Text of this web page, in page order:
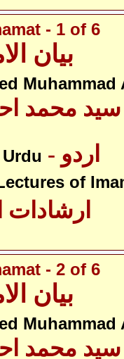
- 1 of 6
بیان
Muhammad
سید محمد
Urdu - اردو
of
- 2 of 6
بیان
Muhammad
سید محمد